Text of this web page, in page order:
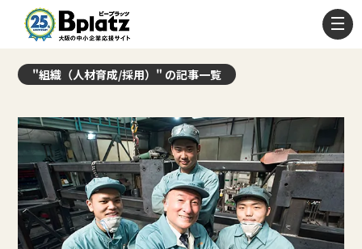
"組織（人材育成/採用）" の記事一覧